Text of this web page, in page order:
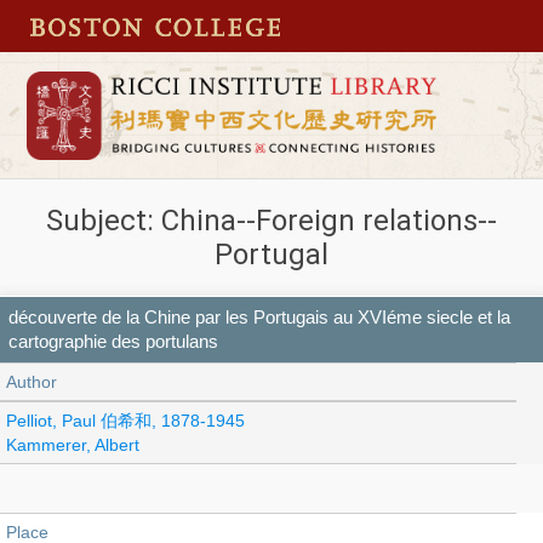
Subject: China--Foreign relations--
Portugal
découverte de la Chine par les Portugais au XVIéme siecle et la
cartographie des portulans
Author
Pelliot, Paul 伯希和, 1878-1945
Kammerer, Albert
Place